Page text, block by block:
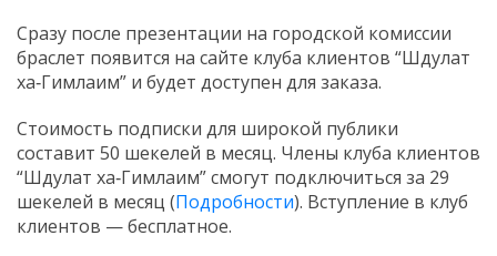
Сразу после презентации на городской комиссии
браслет появится на сайте клуба клиентов “Шдулат
ха‑Гимлаим” и будет доступен для заказа.
Стоимость подписки для широкой публики
составит 50 шекелей в месяц. Члены клуба клиентов
“Шдулат ха‑Гимлаим” смогут подключиться за 29
шекелей в месяц (Подробности). Вступление в клуб
клиентов — бесплатное.